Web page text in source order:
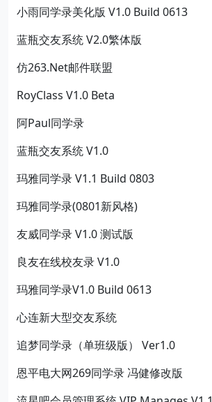
小雨同学录美化版 V1.0 Build 0613
蓝瓶交友系统 V2.0繁体版
仿263.Net邮件联盟
RoyClass V1.0 Beta
阿Paul同学录
蓝瓶交友系统 V1.0
玛雅同学录 V1.1 Build 0803
玛雅同学录(0801新风格)
友威同学录 V1.0 测试版
良友在线校友录 V1.0
玛雅同学录V1.0 Build 0613
心连新大型交友系统
追梦同学录（单班级版） Ver1.0
恩平电大网269同学录 冯健修改版